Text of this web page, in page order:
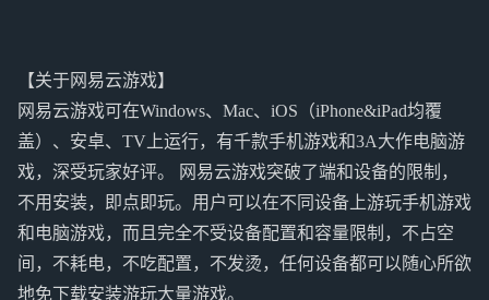
【关于网易云游戏】
网易云游戏可在Windows、Mac、iOS（iPhone&iPad均覆
盖）、安卓、TV上运行，有千款手机游戏和3A大作电脑游
戏，深受玩家好评。 网易云游戏突破了端和设备的限制，
不用安装，即点即玩。用户可以在不同设备上游玩手机游戏
和电脑游戏，而且完全不受设备配置和容量限制，不占空
间，不耗电，不吃配置，不发烫，任何设备都可以随心所欲
地免下载安装游玩大量游戏。